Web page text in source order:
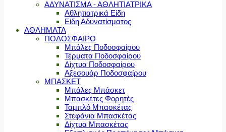
ΑΔΥΝΑΤΙΣΜΑ - ΑΘΛΗΤΙΑΤΡΙΚΑ
Αθλητιατρικά Είδη
Είδη Αδυνατίσματος
ΑΘΛΗΜΑΤΑ
ΠΟΔΟΣΦΑΙΡΟ
Μπάλες Ποδοσφαίρου
Τέρματα Ποδοσφαίρου
Δίχτυα Ποδοσφαίρου
Αξεσουάρ Ποδοσφαίρου
ΜΠΑΣΚΕΤ
Μπάλες Μπάσκετ
Μπασκέτες Φορητές
Ταμπλό Μπασκέτας
Στεφάνια Μπασκέτας
Δίχτυα Μπασκέτας